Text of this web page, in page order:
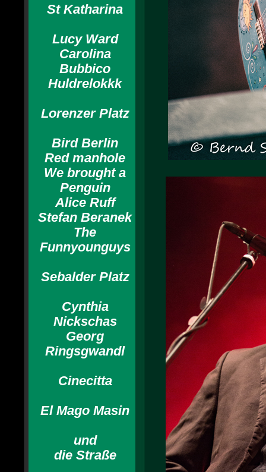
St Katharina
Lucy Ward
Carolina
Bubbico
Huldrelokkk
Lorenzer Platz
Bird Berlin
Red manhole
We brought a
Penguin
Alice Ruff
Stefan Beranek
The
Funnyounguys
Sebalder Platz
Cynthia
Nickschas
Georg
Ringsgwandl
Cinecitta
El Mago Masin
und
die Straße